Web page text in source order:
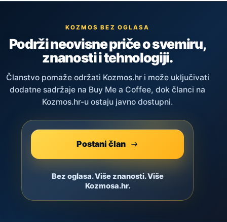
KOZMOS BEZ OGLASA
Podrži neovisne priče o svemiru,
znanosti i tehnologiji.
Članstvo pomaže održati Kozmos.hr i može uključivati
dodatne sadržaje na Buy Me a Coffee, dok članci na
Kozmos.hr-u ostaju javno dostupni.
Postani član
Bez oglasa. Više znanosti. Više
Kozmosa.hr.